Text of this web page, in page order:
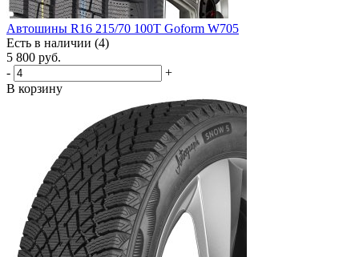
Автошины R16 215/70 100T Goform W705
Есть в наличии (4)
5 800 руб.
-
+
В корзину